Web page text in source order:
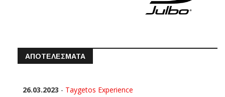
ΑΠΟΤΕΛΕΣΜΑΤΑ
26.03.2023 - Taygetos Experience